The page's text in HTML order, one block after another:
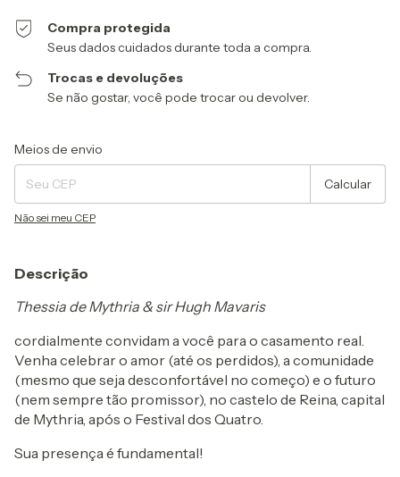
Compra protegida
Seus dados cuidados durante toda a compra.
Trocas e devoluções
Se não gostar, você pode trocar ou devolver.
Entregas para o CEP:
Meios de envio
Calcular
Não sei meu CEP
Descrição
Thessia de Mythria & sir Hugh Mavaris
cordialmente convidam a você para o casamento real.
Venha celebrar o amor (até os perdidos), a comunidade
(mesmo que seja desconfortável no começo) e o futuro
(nem sempre tão promissor), no castelo de Reina, capital
de Mythria, após o Festival dos Quatro.
Sua presença é fundamental!